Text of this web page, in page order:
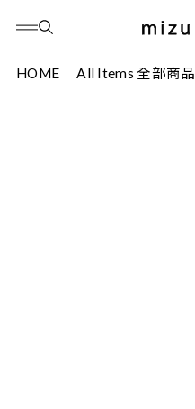
HOME All Items 全部商品